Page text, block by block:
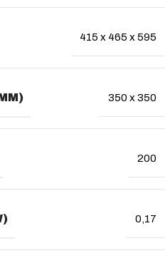
415 x 465 x 595
350 x 350
200
0,17